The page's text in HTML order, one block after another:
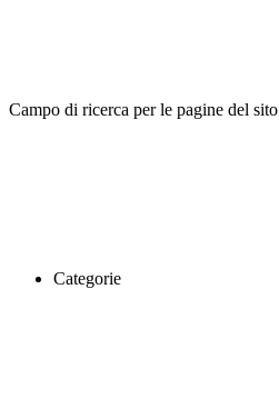
Campo di ricerca per le pagine del sito
Categorie